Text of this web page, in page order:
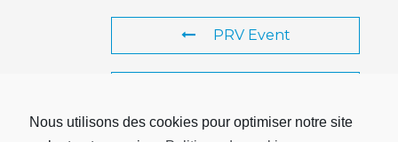
Nous utilisons des cookies pour optimiser notre site
PRV Event